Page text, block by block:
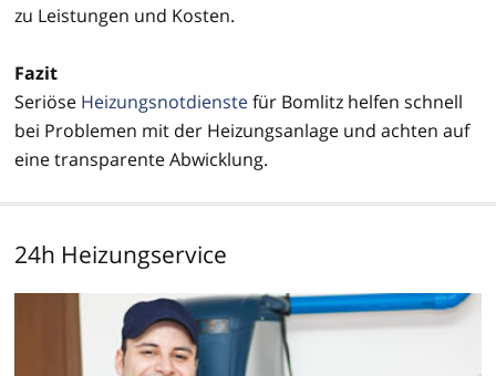
zu Leistungen und Kosten.
Fazit
Seriöse Heizungsnotdienstefür Bomlitz helfen schnell
bei Problemen mit der Heizungsanlage und achten auf
eine transparente Abwicklung.
24h Heizungservice